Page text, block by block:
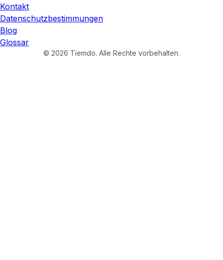
Kontakt
Datenschutzbestimmungen
Blog
Glossar
© 2026 Tiemdo. Alle Rechte vorbehalten.